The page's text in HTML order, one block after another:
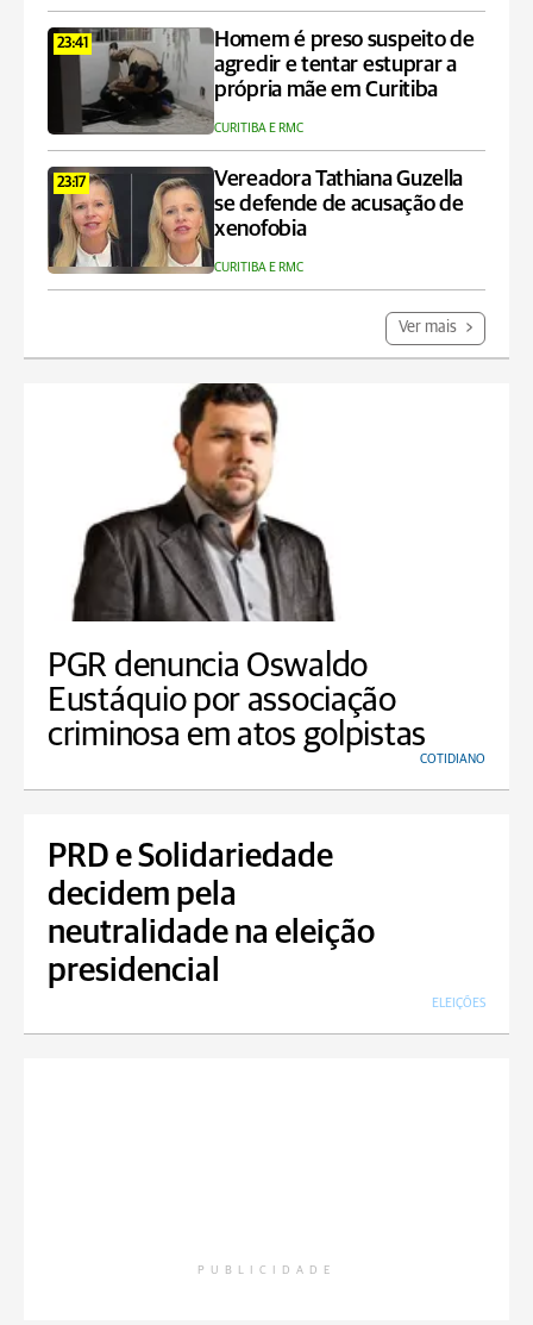
23:41
Homem é preso suspeito de
agredir e tentar estuprar a
própria mãe em Curitiba
CURITIBA E RMC
23:17
Vereadora Tathiana Guzella
se defende de acusação de
xenofobia
CURITIBA E RMC
Ver mais
PGR denuncia Oswaldo
Eustáquio por associação
criminosa em atos golpistas
COTIDIANO
PRD e Solidariedade
decidem pela
neutralidade na eleição
presidencial
ELEIÇÕES
PUBLICIDADE